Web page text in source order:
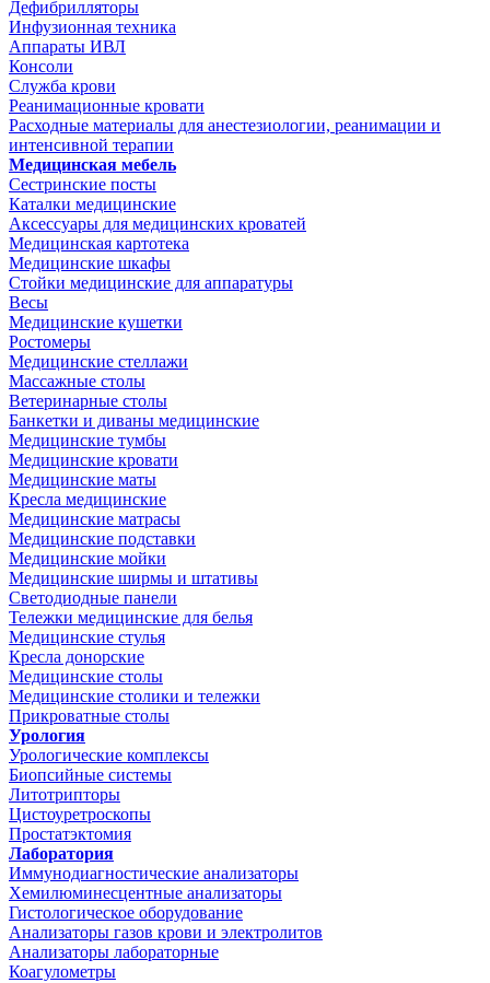
Дефибрилляторы
Инфузионная техника
Аппараты ИВЛ
Консоли
Служба крови
Реанимационные кровати
Расходные материалы для анестезиологии, реанимации и
интенсивной терапии
Медицинская мебель
Сестринские посты
Каталки медицинские
Аксессуары для медицинских кроватей
Медицинская картотека
Медицинские шкафы
Стойки медицинские для аппаратуры
Весы
Медицинские кушетки
Ростомеры
Медицинские стеллажи
Массажные столы
Ветеринарные столы
Банкетки и диваны медицинские
Медицинские тумбы
Медицинские кровати
Медицинские маты
Кресла медицинские
Медицинские матрасы
Медицинские подставки
Медицинские мойки
Медицинские ширмы и штативы
Светодиодные панели
Тележки медицинские для белья
Медицинские стулья
Кресла донорские
Медицинские столы
Медицинские столики и тележки
Прикроватные столы
Урология
Урологические комплексы
Биопсийные системы
Литотрипторы
Цистоуретроскопы
Простатэктомия
Лаборатория
Иммунодиагностические анализаторы
Хемилюминесцентные анализаторы
Гистологическое оборудование
Анализаторы газов крови и электролитов
Анализаторы лабораторные
Коагулометры